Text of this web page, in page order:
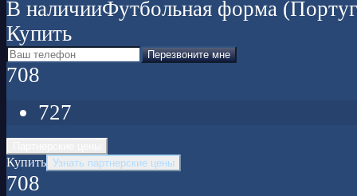
В наличииФутбольная форма
Купить
Перезвоните мне
708
727
Купить Узнать партнерские цены
708